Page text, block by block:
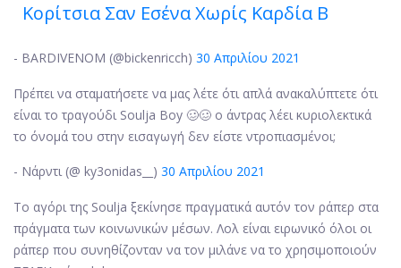
Κορίτσια Σαν Εσένα Χωρίς Καρδία Β
- BARDIVENOM (@bickenricch) 30 Απριλίου 2021
Πρέπει να σταματήσετε να μας λέτε ότι απλά ανακαλύπτετε ότι
είναι το τραγούδι Soulja Boy 🥴🥴 ο άντρας λέει κυριολεκτικά
το όνομά του στην εισαγωγή δεν είστε ντροπιασμένοι;
- Νάρντι (@ ky3onidas__) 30 Απριλίου 2021
Το αγόρι της Soulja ξεκίνησε πραγματικά αυτόν τον ράπερ στα
πράγματα των κοινωνικών μέσων. Λολ είναι ειρωνικό όλοι οι
ράπερ που συνηθίζονταν να τον μιλάνε να το χρησιμοποιούν